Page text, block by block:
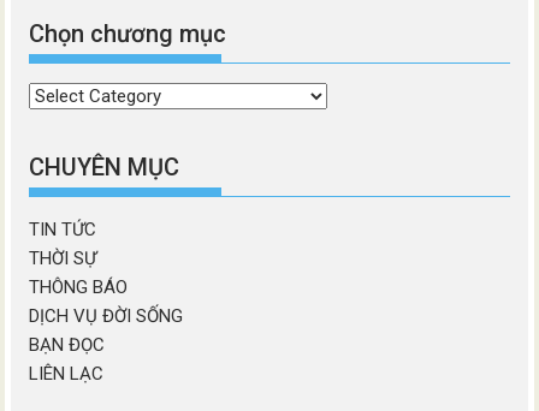
Chọn chương mục
Chọn
mục
CHUYÊN MỤC
TIN TỨC
THỜI SỰ
THÔNG BÁO
DỊCH VỤ ĐỜI SỐNG
BẠN ĐỌC
LIÊN LẠC